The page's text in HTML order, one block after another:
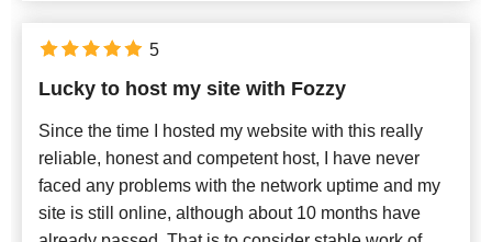
Lucky to host my site with Fozzy
Since the time I hosted my website with this really
reliable, honest and competent host, I have never
faced any problems with the network uptime and my
site is still online, although about 10 months have
5